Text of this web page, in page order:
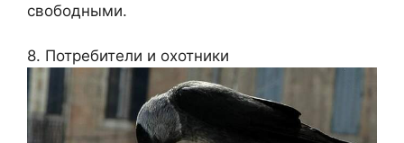
свободными.
8. Потребители и охотники